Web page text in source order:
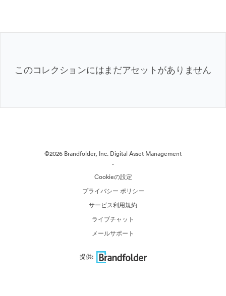
このコレクションにはまだアセットがありません
©2026 Brandfolder, Inc. Digital Asset Management
·
Cookieの設定
プライバシー ポリシー
サービス利用規約
ライブチャット
メールサポート
提供: